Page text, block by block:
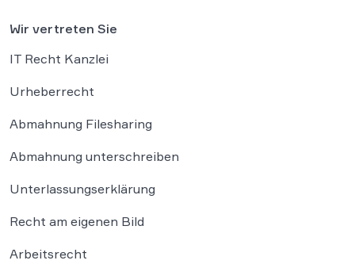
Wir vertreten Sie
IT Recht Kanzlei
Urheberrecht
Abmahnung Filesharing
Abmahnung unterschreiben
Unterlassungserklärung
Recht am eigenen Bild
Arbeitsrecht